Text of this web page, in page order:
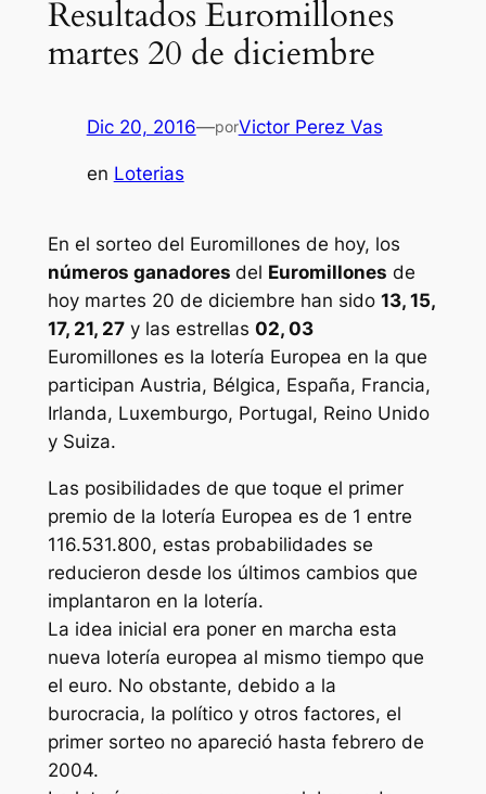
Resultados Euromillones
martes 20 de diciembre
Dic 20, 2016—porVictor Perez Vas
en Loterias
En el sorteo del Euromillones de hoy, los
números ganadores del Euromillones de
hoy martes 20 de diciembre han sido 13, 15,
17, 21, 27y las estrellas 02, 03
Euromillones es la lotería Europea en la que
participan Austria, Bélgica, España, Francia,
Irlanda, Luxemburgo, Portugal, Reino Unido
y Suiza.
Las posibilidades de que toque el primer
premio de la lotería Europea es de 1 entre
116.531.800, estas probabilidades se
reducieron desde los últimos cambios que
implantaron en la lotería.
La idea inicial era poner en marcha esta
nueva lotería europea al mismo tiempo que
el euro. No obstante, debido a la
burocracia, la político y otros factores, el
primer sorteo no apareció hasta febrero de
2004.